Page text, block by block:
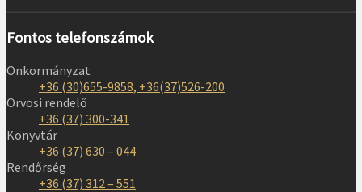
Fontos telefonszámok
Önkormányzat
+36 (30)655-9858, +36(37)526-200
Orvosi rendelő
+36 (37) 300-341
Könyvtár
+36 (37) 630 – 044
Rendőrség
+36 (37) 312 – 551